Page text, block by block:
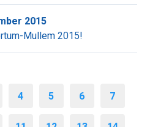
Mullem 2015!
2015
4 5 6 7